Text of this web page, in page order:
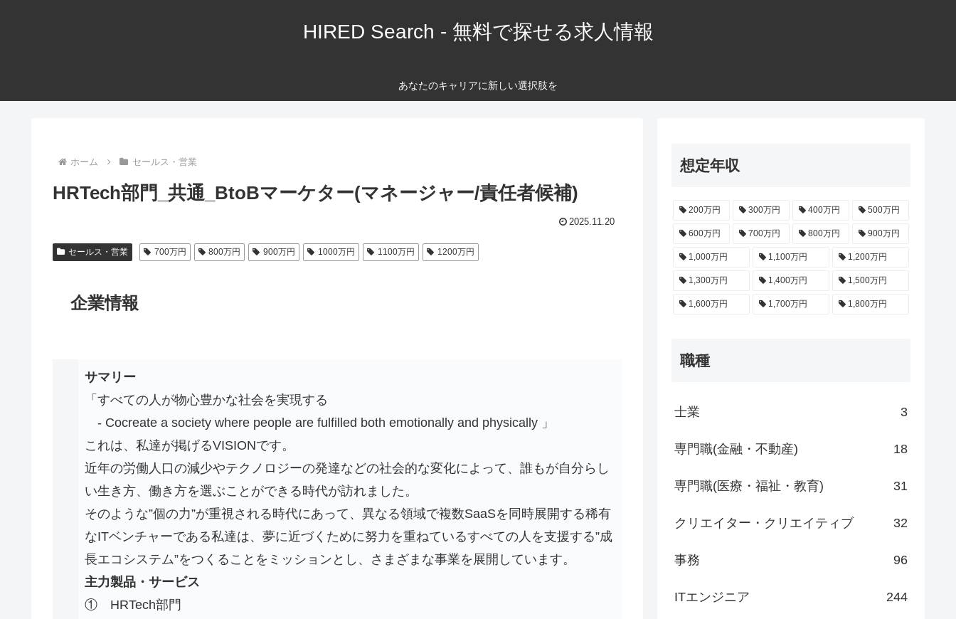
HIRED Search - 無料で探せる求人情報
あなたのキャリアに新しい選択肢を
ホーム セールス・営業
HRTech部門_共通_BtoBマーケター(マネージャー/責任者候補)
2025.11.20
セールス・営業 700万円 800万円 900万円 1000万円 1100万円 1200万円
企業情報
サマリー
「すべての人が物心豊かな社会を実現する
- Cocreate a society where people are fulfilled both emotionally and physically 」
これは、私達が掲げるVISIONです。
近年の労働人口の減少やテクノロジーの発達などの社会的な変化によって、誰もが自分らし
い生き方、働き方を選ぶことができる時代が訪れました。
そのような”個の力”が重視される時代にあって、異なる領域で複数SaaSを同時展開する稀有
なITベンチャーである私達は、夢に近づくために努力を重ねているすべての人を支援する”成
長エコシステム”をつくることをミッションとし、さまざまな事業を展開しています。
主力製品・サービス
① HRTech部門
想定年収
200万円 300万円 400万円 500万円
600万円 700万円 800万円 900万円
1,000万円 1,100万円 1,200万円
1,300万円 1,400万円 1,500万円
1,600万円 1,700万円 1,800万円
職種
士業 3
専門職(金融・不動産) 18
専門職(医療・福祉・教育) 31
クリエイター・クリエイティブ 32
事務 96
ITエンジニア 244